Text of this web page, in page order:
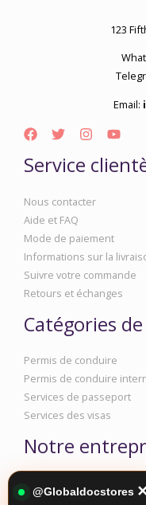
123
Email:
Service
Nous contacter
Aide et FAQ
Mode de paiement
Informations sur la
Suivre votre commande
Retours et échanges
Catégories
Permis de conduire
Permis de conduire
Services de passeport
Services des visas
Notre
Informations sur
Politique en matière de
@Globaldocstores